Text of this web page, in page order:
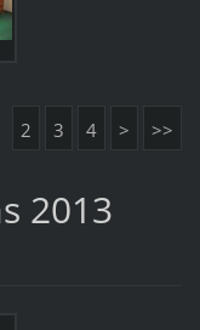
2 3 4 > >>
2013